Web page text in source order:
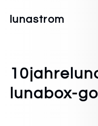
lunastrom
lunabox-